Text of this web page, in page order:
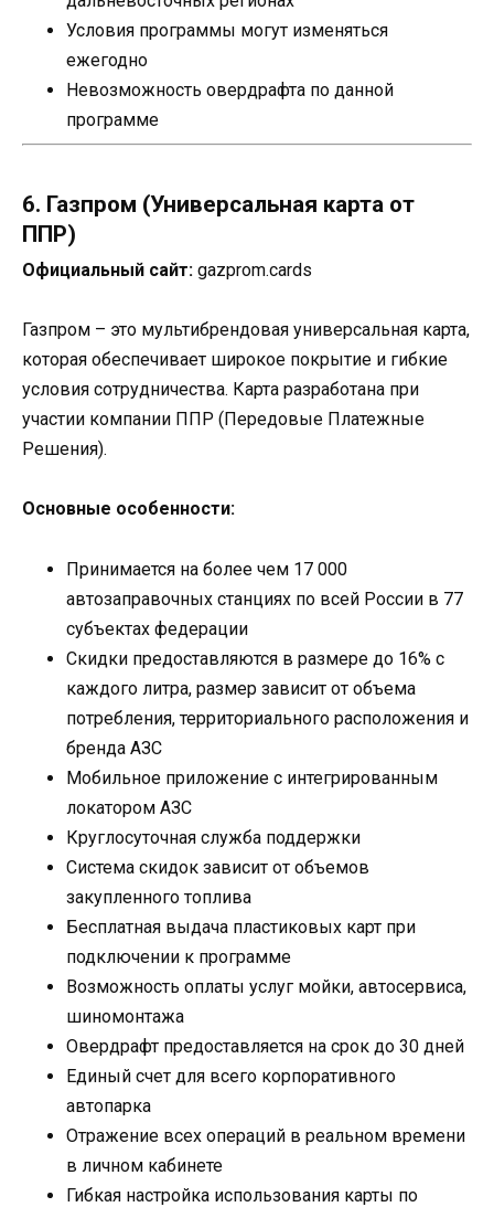
Условия программы могут изменяться
ежегодно
Невозможность овердрафта по данной
программе
6. Газпром (Универсальная карта от
ППР)
Официальный сайт: gazprom.cards
Газпром – это мультибрендовая универсальная карта,
которая обеспечивает широкое покрытие и гибкие
условия сотрудничества. Карта разработана при
участии компании ППР (Передовые Платежные
Решения).
Основные особенности:
Принимается на более чем 17 000
автозаправочных станциях по всей России в 77
субъектах федерации
Скидки предоставляются в размере до 16% с
каждого литра, размер зависит от объема
потребления, территориального расположения и
бренда АЗС
Мобильное приложение с интегрированным
локатором АЗС
Круглосуточная служба поддержки
Система скидок зависит от объемов
закупленного топлива
Бесплатная выдача пластиковых карт при
подключении к программе
Возможность оплаты услуг мойки, автосервиса,
шиномонтажа
Овердрафт предоставляется на срок до 30 дней
Единый счет для всего корпоративного
автопарка
Отражение всех операций в реальном времени
в личном кабинете
Гибкая настройка использования карты по